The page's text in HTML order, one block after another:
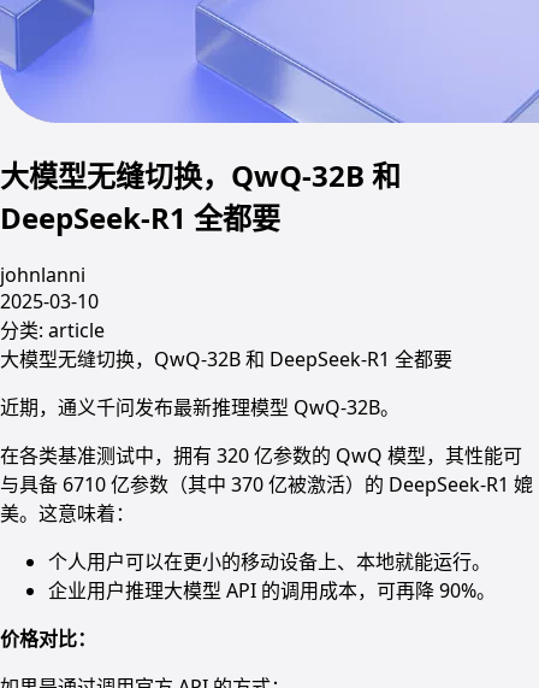
大模型无缝切换，QwQ-32B 和
DeepSeek-R1 全都要
johnlanni
2025-03-10
分类: article
大模型无缝切换，QwQ-32B 和 DeepSeek-R1 全都要
近期，通义千问发布最新推理模型 QwQ-32B。
在各类基准测试中，拥有 320 亿参数的 QwQ 模型，其性能可
与具备 6710 亿参数（其中 370 亿被激活）的 DeepSeek-R1 媲
美。这意味着：
个人用户可以在更小的移动设备上、本地就能运行。
企业用户推理大模型 API 的调用成本，可再降 90%。
价格对比：